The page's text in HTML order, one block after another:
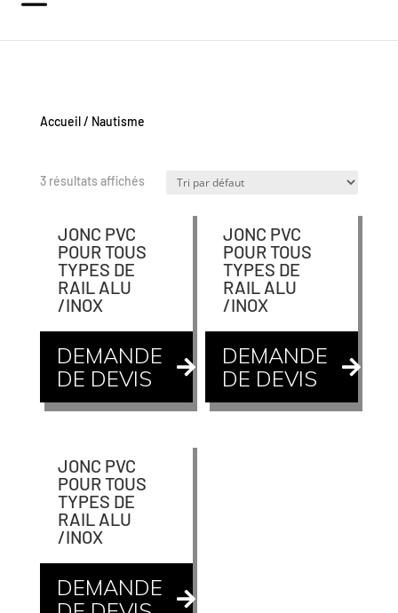
Accueil/ Nautisme
3 résultats affichés
JONC PVC
POUR TOUS
TYPES DE
RAIL ALU
/INOX
DEMANDE
DE DEVIS
JONC PVC
POUR TOUS
TYPES DE
RAIL ALU
/INOX
DEMANDE
DE DEVIS
JONC PVC
POUR TOUS
TYPES DE
RAIL ALU
/INOX
DEMANDE